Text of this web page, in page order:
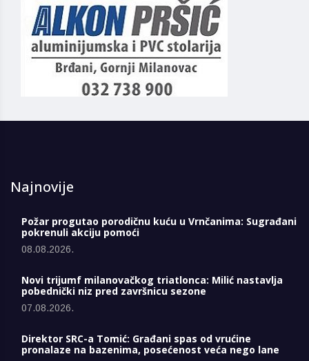
Najnovije
Požar progutao porodičnu kuću u Vrnčanima: Sugrađani
pokrenuli akciju pomoći
08.08.2026.
Novi trijumf milanovačkog triatlonca: Milić nastavlja
pobednički niz pred završnicu sezone
07.08.2026.
Direktor SRC-a Tomić: Građani spas od vrućine
pronalaze na bazenima, posećenost veća nego lane